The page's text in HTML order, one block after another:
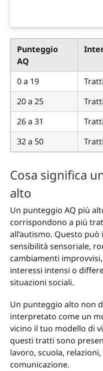
Punteggio
AQ
0 a 19
20 a 25
26 a 31
32 a 50
Cosa significa
alto
Un punteggio AQ più
corrispondono a più
all’autismo. Questo
sensibilità sensoriale,
cambiamenti
interessi intensi o
situazioni sociali.
Un punteggio alto non
interpretato come un
vicino il tuo modello di
questi tratti sono
lavoro, scuola,
comunicazione.